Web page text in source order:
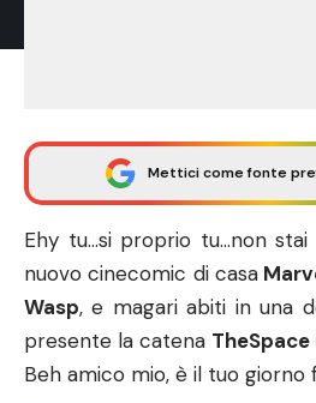
Mettici come fonte
Ehy tu…si proprio tu…non
nuovocinecomic di casa
Wasp, e magari abiti in una
presente la catena TheSpace
Beh amico mio, è il tuo giorno